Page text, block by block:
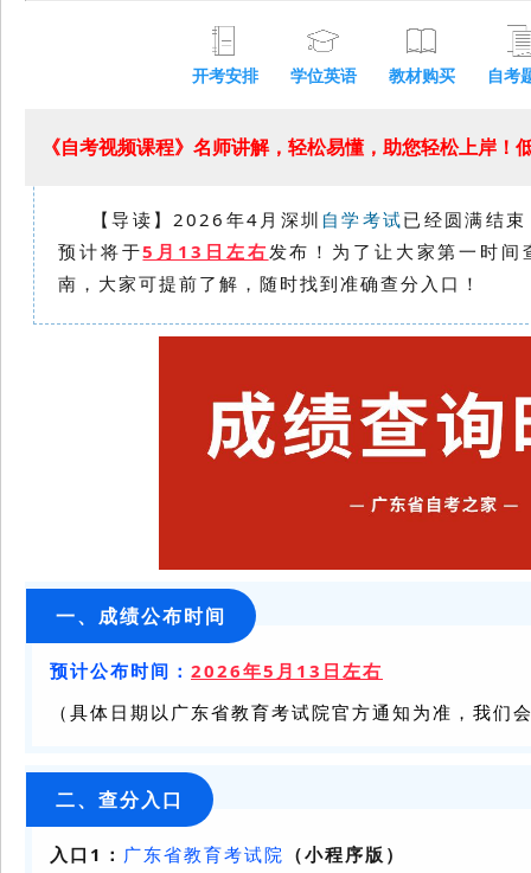
开考安排 学位英语 教材购买 自考
《自考视频课程》名师讲解，轻松易懂，助您轻松上岸！
【导读】2026年4月 深圳 自学考试已经圆满结
预计将于5月13日左右发布！为了让大家第一时
南，大家可提前了解，随时找到准确查分入口！
一、成绩公布时间
预计公布时间： 2026年5月13日左右
（具体日期以广东省教育考试院官方通知为准，我们
二、查分入口
入口1： 广东省教育考试院 （小程序版）